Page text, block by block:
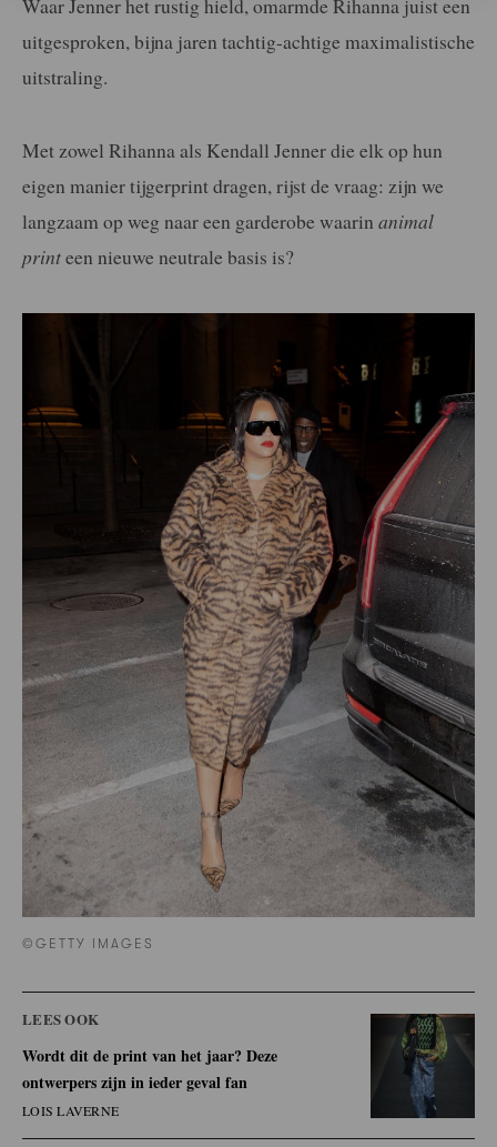
Waar Jenner het rustig hield, omarmde Rihanna juist een
uitgesproken, bijna jaren tachtig-achtige maximalistische
uitstraling.
Met zowel Rihanna als Kendall Jenner die elk op hun
eigen manier tijgerprint dragen, rijst de vraag: zijn we
langzaam op weg naar een garderobe waarin animal
printeen nieuwe neutrale basis is?
©GETTY IMAGES
LEES OOK
Wordt dit de print van het jaar? Deze
ontwerpers zijn in ieder geval fan
LOIS LAVERNE